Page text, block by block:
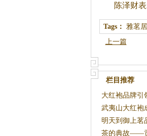
陈泽财
Tags： 雅茗居
上一篇
栏目推荐
大红袍品牌引
武夷山大红袍
明天到御上茗
茶的典故——